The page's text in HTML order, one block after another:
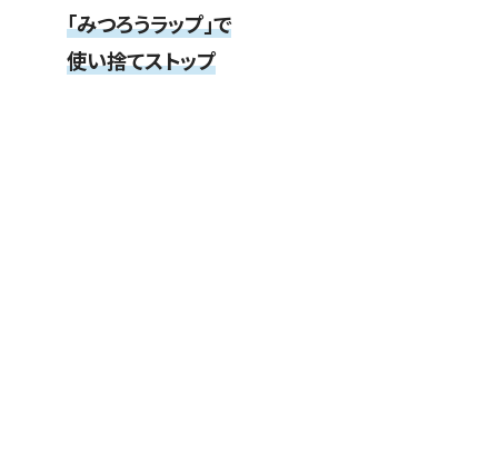
「みつろうラップ」で
使い捨てストップ